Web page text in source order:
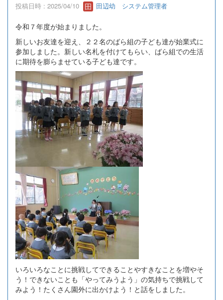
投稿日時 : 2025/04/10 田辺幼 システム管理者
令和７年度が始まりました。
新しいお友達を迎え、２２名のばら組の子ども達が始業式に
参加しました。新しい名札を付けてもらい、ばら組での生活
に期待を膨らませている子ども達です。
いろいろなことに挑戦してできることやすきなことを増やそ
う！できないことも「やってみうよう」の気持ちで挑戦して
みよう！たくさん園外に出かけよう！と話をしました。